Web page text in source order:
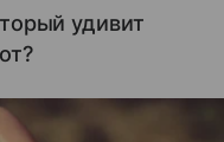
удивит